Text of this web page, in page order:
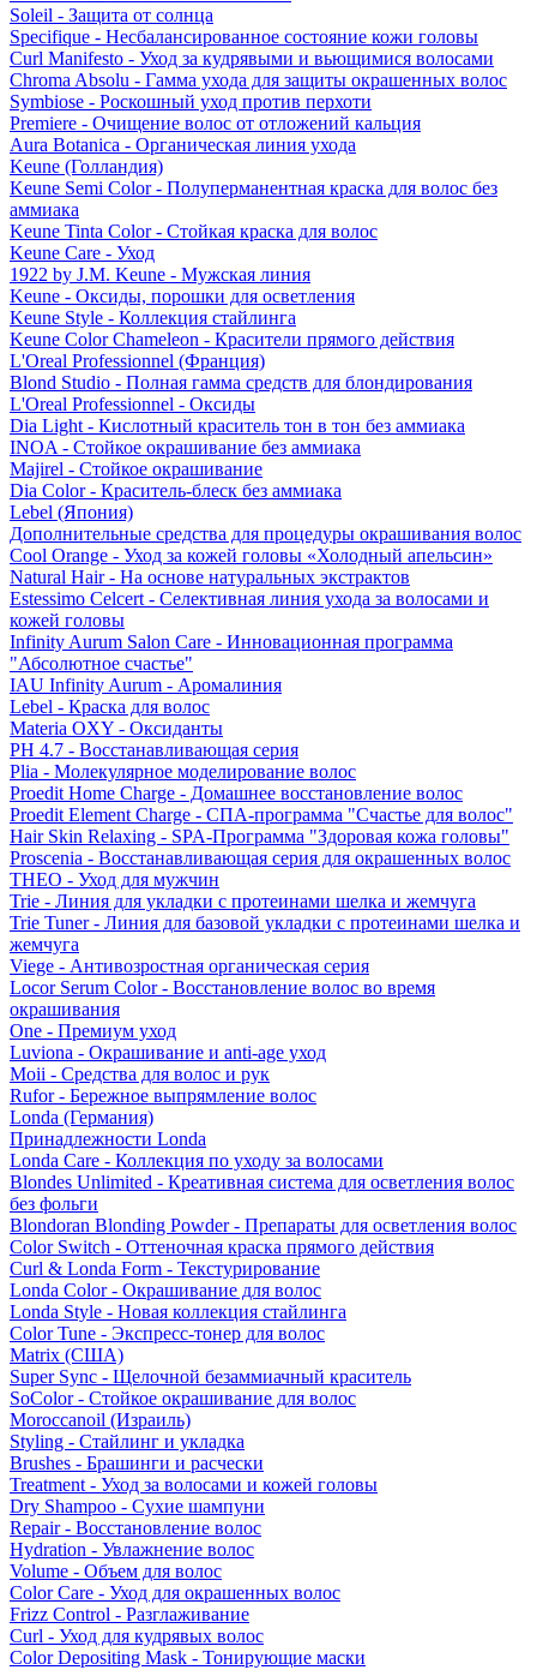
Soleil - Защита от солнца
Specifique - Несбалансированное состояние кожи головы
Curl Manifesto - Уход за кудрявыми и вьющимися волосами
Chroma Absolu - Гамма ухода для защиты окрашенных волос
Symbiose - Роскошный уход против перхоти
Premiere - Очищение волос от отложений кальция
Aura Botanica - Органическая линия ухода
Keune (Голландия)
Keune Semi Color - Полуперманентная краска для волос без
аммиака
Keune Tinta Color - Стойкая краска для волос
Keune Care - Уход
1922 by J.M. Keune - Мужская линия
Keune - Оксиды, порошки для осветления
Keune Style - Коллекция стайлинга
Keune Color Chameleon - Красители прямого действия
L'Oreal Professionnel (Франция)
Blond Studio - Полная гамма средств для блондирования
L'Oreal Professionnel - Оксиды
Dia Light - Кислотный краситель тон в тон без аммиака
INOA - Стойкое окрашивание без аммиака
Majirel - Стойкое окрашивание
Dia Color - Краситель-блеск без аммиака
Lebel (Япония)
Дополнительные средства для процедуры окрашивания волос
Cool Orange - Уход за кожей головы «Холодный апельсин»
Natural Hair - На основе натуральных экстрактов
Estessimo Celcert - Селективная линия ухода за волосами и
кожей головы
Infinity Aurum Salon Care - Инновационная программа
"Абсолютное счастье"
IAU Infinity Aurum - Аромалиния
Lebel - Краска для волос
Materia OXY - Оксиданты
PH 4.7 - Восстанавливающая серия
Plia - Молекулярное моделирование волос
Proedit Home Charge - Домашнее восстановление волос
Proedit Element Charge - СПА-программа "Счастье для волос"
Hair Skin Relaxing - SPA-Программа "Здоровая кожа головы"
Proscenia - Восстанавливающая серия для окрашенных волос
THEO - Уход для мужчин
Trie - Линия для укладки с протеинами шелка и жемчуга
Trie Tuner - Линия для базовой укладки с протеинами шелка и
жемчуга
Viege - Антивозростная органическая серия
Locor Serum Color - Восстановление волос во время
окрашивания
One - Премиум уход
Luviona - Окрашивание и anti-age уход
Moii - Средства для волос и рук
Rufor - Бережное выпрямление волос
Londa (Германия)
Принадлежности Londa
Londa Care - Коллекция по уходу за волосами
Blondes Unlimited - Креативная система для осветления волос
без фольги
Blondoran Blonding Powder - Препараты для осветления волос
Color Switch - Оттеночная краска прямого действия
Curl & Londa Form - Текстурирование
Londa Color - Окрашивание для волос
Londa Style - Новая коллекция стайлинга
Color Tune - Экспресс-тонер для волос
Matrix (США)
Super Sync - Щелочной безаммиачный краситель
SoColor - Стойкое окрашивание для волос
Moroccanoil (Израиль)
Styling - Стайлинг и укладка
Brushes - Брашинги и расчески
Treatment - Уход за волосами и кожей головы
Dry Shampoo - Сухие шампуни
Repair - Восстановление волос
Hydration - Увлажнение волос
Volume - Объем для волос
Color Care - Уход для окрашенных волос
Frizz Control - Разглаживание
Curl - Уход для кудрявых волос
Color Depositing Mask - Тонирующие маски